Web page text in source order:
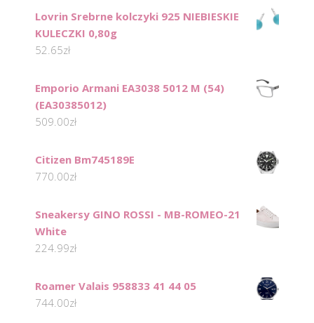
Lovrin Srebrne kolczyki 925 NIEBIESKIE
KULECZKI 0,80g
52.65zł
Emporio Armani EA3038 5012 M (54)
(EA30385012)
509.00zł
Citizen Bm745189E
770.00zł
Sneakersy GINO ROSSI - MB-ROMEO-21
White
224.99zł
Roamer Valais 958833 41 44 05
744.00zł